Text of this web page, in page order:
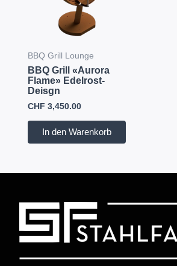
BBQ Grill Lounge
BBQ Grill «Aurora
Flame» Edelrost-
Deisgn
CHF 3,450.00
In den Warenkorb